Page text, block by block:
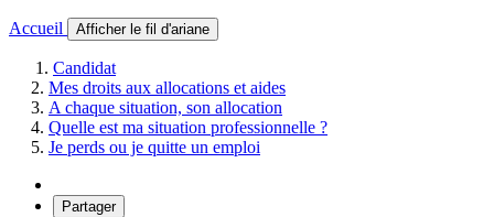
Accueil Afficher le fil d'ariane
Candidat
Mes droits aux allocations et aides
A chaque situation, son allocation
Quelle est ma situation professionnelle ?
Je perds ou je quitte un emploi
Partager